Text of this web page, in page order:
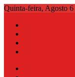
Skip
content
Quinta-feira, Agosto 6